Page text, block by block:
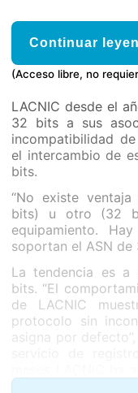
Continuar
(Acceso libre, no
LACNIC desde el
32 bits a sus
incompatibilidad
el intercambio de
bits.
“No existe
bits) u otro (32
equipamiento.
soportan el ASN de
La tendencia es a
bits. “El
de LACNIC
protocolo sin
asigna por
ASN de 16 bits.